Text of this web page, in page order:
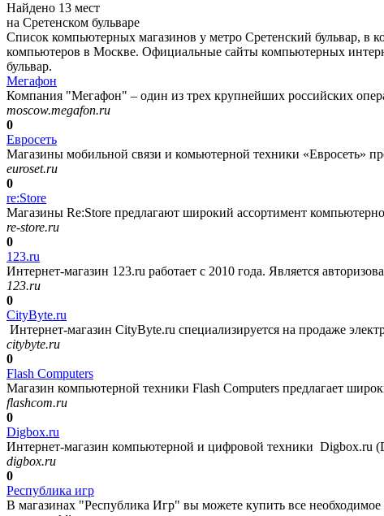
Найдено 13 мест
на Сретенском бульваре
Список компьютерных магазинов у метро Сретенский бульвар,
компьютеров в Москве. Официальные сайты компьютерных
бульвар.
Мегафон
Компания "Мегафон" – один из трех крупнейших российских
moscow.megafon.ru
0
Евросеть
Магазины мобильной связи и комьютерной техники «Евросеть»
euroset.ru
0
re:Store
Магазины Re:Store предлагают широкий ассортимент
re-store.ru
0
123.ru
Интернет-магазин 123.ru работает с 2010 года. Является
123.ru
0
CityByte.ru
Интернет-магазин CityByte.ru специализируется на продаже
citybyte.ru
0
Flash Computers
Магазин компьютерной техники Flash Computers предлагает
flashcom.ru
0
Digbox.ru
Интернет-магазин компьютерной и цифровой техники Digbox.ru
digbox.ru
0
Республика игр
В магазинах "Республика Игр" вы можете купить все